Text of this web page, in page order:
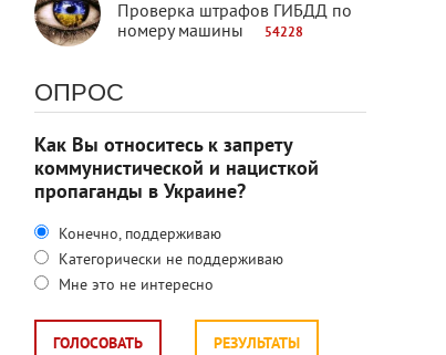
Проверка штрафов ГИБДД по
номеру машины
54228
ОПРОС
Как Вы относитесь к запрету
коммунистической и нацисткой
пропаганды в Украине?
Конечно, поддерживаю
Категорически не поддерживаю
Мне это не интересно
ГОЛОСОВАТЬ РЕЗУЛЬТАТЫ